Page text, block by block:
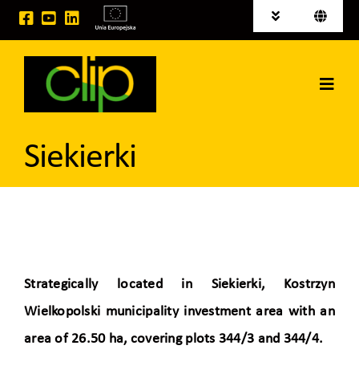
Skip
to
Toggle
Navigation
Investment areas for sale
Toggle
Deutsch
Contact
Siekierki
Strategically located in Siekierki, Kostrzyn
Wielkopolski municipality investment area with an
area of 26.50 ha, covering plots 344/3 and 344/4.